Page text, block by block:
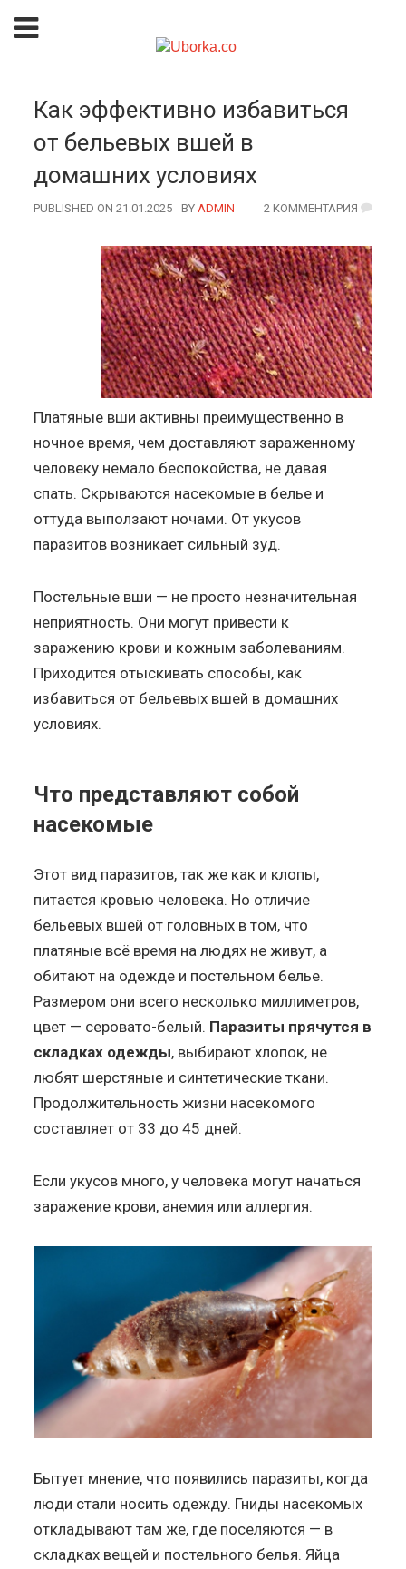
Как эффективно избавиться
от бельевых вшей в
домашних условиях
PUBLISHED ON 21.01.2025 BY AUTHOR
ADMIN 2 КОММЕНТАРИЯ
Платяные вши активны преимущественно в
ночное время, чем доставляют зараженному
человеку немало беспокойства, не давая
спать. Скрываются насекомые в белье и
оттуда выползают ночами. От укусов
паразитов возникает сильный зуд.
Постельные вши — не просто незначительная
неприятность. Они могут привести к
заражению крови и кожным заболеваниям.
Приходится отыскивать способы, как
избавиться от бельевых вшей в домашних
условиях.
Что представляют собой
насекомые
Этот вид паразитов, так же как и клопы,
питается кровью человека. Но отличие
бельевых вшей от головных в том, что
платяные всё время на людях не живут, а
обитают на одежде и постельном белье.
Размером они всего несколько миллиметров,
цвет — серовато-белый. Паразиты прячутся в
складках одежды, выбирают хлопок, не
любят шерстяные и синтетические ткани.
Продолжительность жизни насекомого
составляет от 33 до 45 дней.
Если укусов много, у человека могут начаться
заражение крови, анемия или аллергия.
Бытует мнение, что появились паразиты, когда
люди стали носить одежду. Гниды насекомых
откладывают там же, где поселяются — в
складках вещей и постельного белья. Яйца